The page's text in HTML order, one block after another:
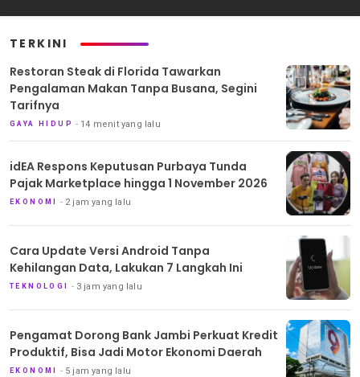
TERKINI
Restoran Steak di Florida Tawarkan
Pengalaman Makan Tanpa Busana, Segini
Tarifnya
GAYA HIDUP 14 menit yang lalu
idEA Respons Keputusan Purbaya Tunda
Pajak Marketplace hingga 1 November 2026
EKONOMI 2 jam yang lalu
Cara Update Versi Android Tanpa
Kehilangan Data, Lakukan 7 Langkah Ini
TEKNOLOGI 3 jam yang lalu
Pengamat Dorong Bank Jambi Perkuat Kredit
Produktif, Bisa Jadi Motor Ekonomi Daerah
EKONOMI 5 jam yang lalu